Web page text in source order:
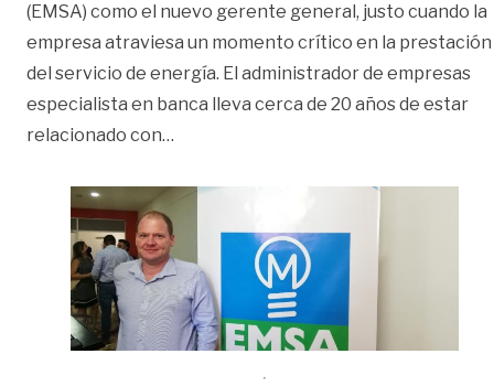
(EMSA) como el nuevo gerente general, justo cuando la
empresa atraviesa un momento crítico en la prestación
del servicio de energía. El administrador de empresas
especialista en banca lleva cerca de 20 años de estar
relacionado con…